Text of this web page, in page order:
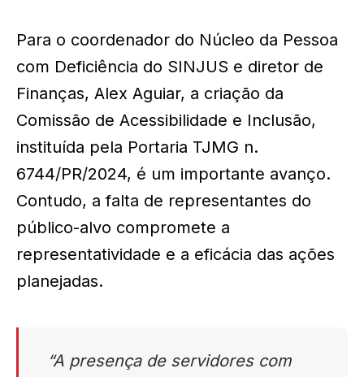
Para o coordenador do Núcleo da Pessoa
com Deficiência do SINJUS e diretor de
Finanças, Alex Aguiar, a criação da
Comissão de Acessibilidade e Inclusão,
instituída pela Portaria TJMG n.
6744/PR/2024, é um importante avanço.
Contudo, a falta de representantes do
público-alvo compromete a
representatividade e a eficácia das ações
planejadas.
“A presença de servidores com